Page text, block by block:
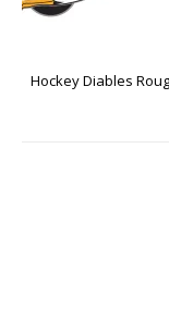
Hockey Diables